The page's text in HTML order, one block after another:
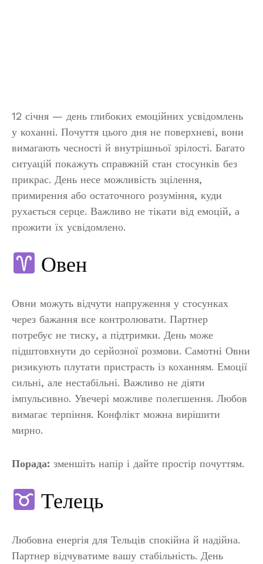
12 січня — день глибоких емоційних усвідомлень
у коханні. Почуття цього дня не поверхневі, вони
вимагають чесності й внутрішньої зрілості. Багато
ситуацій покажуть справжній стан стосунків без
прикрас. День несе можливість зцілення,
примирення або остаточного розуміння, куди
рухається серце. Важливо не тікати від емоцій, а
прожити їх усвідомлено.
Овен
Овни можуть відчути напруження у стосунках
через бажання все контролювати. Партнер
потребує не тиску, а підтримки. День може
підштовхнути до серйозної розмови. Самотні Овни
ризикують плутати пристрасть із коханням. Емоції
сильні, але нестабільні. Важливо не діяти
імпульсивно. Увечері можливе полегшення. Любов
вимагає терпіння. Конфлікт можна вирішити
мирно.
Порада: зменшіть напір і дайте простір почуттям.
Телець
Любовна енергія для Тельців спокійна й надійна.
Партнер відчуватиме вашу стабільність. День